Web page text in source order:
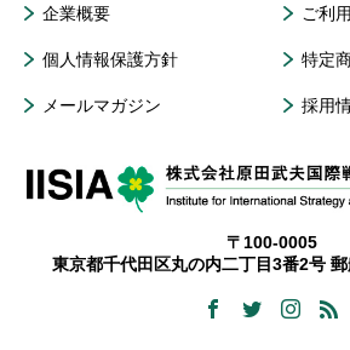
企業概要 ご利
個人情報保護方針 特定
メールマガジン 採用
〒100-0005
東京都千代田区丸の内二丁目3番2号